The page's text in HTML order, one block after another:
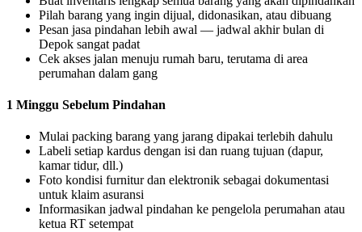
Pilah barang yang ingin dijual, didonasikan, atau dibuang
Pesan jasa pindahan lebih awal — jadwal akhir bulan di
Depok sangat padat
Cek akses jalan menuju rumah baru, terutama di area
perumahan dalam gang
1 Minggu Sebelum Pindahan
Mulai packing barang yang jarang dipakai terlebih dahulu
Labeli setiap kardus dengan isi dan ruang tujuan (dapur,
kamar tidur, dll.)
Foto kondisi furnitur dan elektronik sebagai dokumentasi
untuk klaim asuransi
Informasikan jadwal pindahan ke pengelola perumahan atau
ketua RT setempat